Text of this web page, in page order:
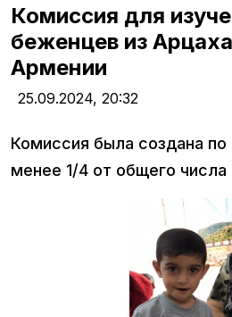
Комиссия для
беженцев из
Армении
25.09.2024, 20:32
Комиссия была создана
менее 1/4 от общего числа